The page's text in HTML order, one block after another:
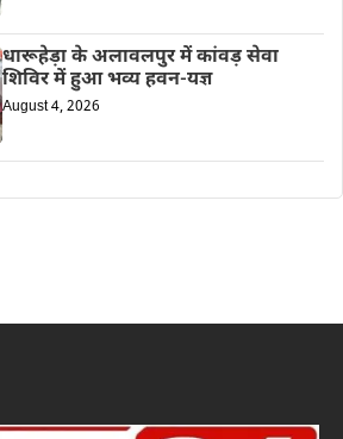
धारूहेड़ा के अलावलपुर में कांवड़ सेवा
शिविर में हुआ भव्य हवन-यज्ञ
August 4, 2026